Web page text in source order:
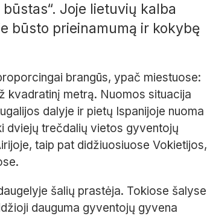
Joje lietuvių kalba
būsto prieinamumą ir kokybę
brangūs, ypač miestuose:
kvadratinį metrą. Nuomos situacija
dalyje ir pietų Ispanijoje nuoma
dviejų trečdalių vietos gyventojų
taip pat didžiuosiuose Vokietijos,
šalių prastėja. Tokiose šalyse
dauguma gyventojų gyvena